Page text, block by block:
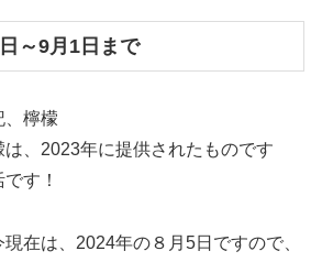
～9月1日まで
檸檬
、2023年に提供されたものです
す！
在は、2024年の８月5日ですので、